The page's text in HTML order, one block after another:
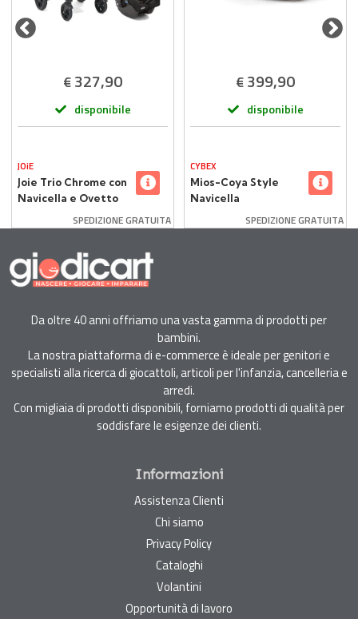
€327,90
disponibile
JOiE
Joie Trio Chrome con
Navicella e Ovetto
SPEDIZIONE GRATUITA
€399,90
disponibile
CYBEX
Mios-Coya Style
Navicella
Beige Cybex
SPEDIZIONE GRATUITA
Da oltre 40 anni offriamo una vasta gamma di prodotti per
bambini.
La nostra piattaforma di e-commerce è ideale per genitori e
specialisti alla ricerca di giocattoli, articoli per l'infanzia, cancelleria e
arredi.
Con migliaia di prodotti disponibili, forniamo prodotti di qualità per
soddisfare le esigenze dei clienti.
Informazioni
Assistenza Clienti
Chi siamo
Privacy Policy
Cataloghi
Volantini
Opportunità di lavoro